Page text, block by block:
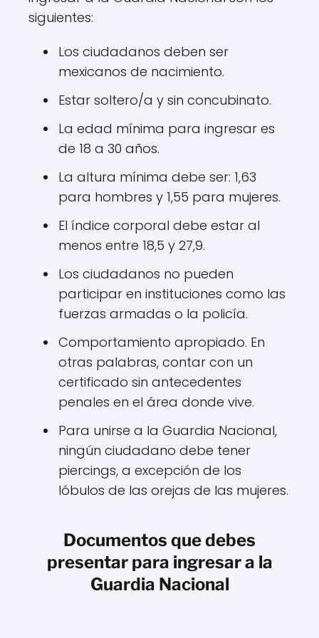
siguientes:
Los ciudadanos deben ser
mexicanos de nacimiento.
Estar soltero/a y sin concubinato.
La edad mínima para ingresar es
de 18 a 30 años.
La altura mínima debe ser: 1,63
para hombres y 1,55 para mujeres.
El índice corporal debe estar al
menos entre 18,5 y 27,9.
Los ciudadanos no pueden
participar en instituciones como las
fuerzas armadas o la policía.
Comportamiento apropiado. En
otras palabras, contar con un
certificado sin antecedentes
penales en el área donde vive.
Para unirse a la Guardia Nacional,
ningún ciudadano debe tener
piercings, a excepción de los
lóbulos de las orejas de las mujeres.
Documentos que debes
presentar para ingresar a la
Guardia Nacional